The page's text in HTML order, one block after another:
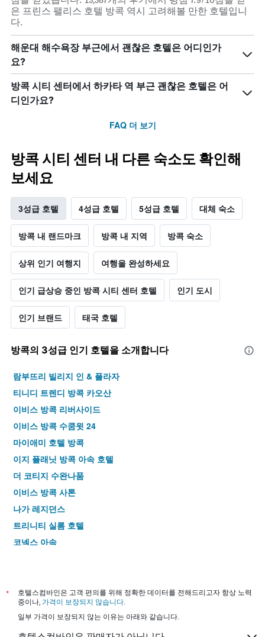
은 프린스 팰리스 호텔 방콕 역시 고려해볼 만한 호텔입니
다.
해운대 해수욕장 부근에서 괜찮은 호텔은 어디인가
요?
방콕 시티 센터에서 하카타 역 부근 괜찮은 호텔은 어
디인가요?
FAQ 더 보기
방콕 시티 센터 내 다른 숙소도 확인해
보세요
3성급 호텔 4성급 호텔 5성급 호텔 대체 숙소
방콕 내 랜드마크 방콕 내 지역 방콕 숙소
상위 인기 여행지 여행을 완성하세요
인기 급상승 중인 방콕 시티 센터 호텔 인기 도시
인기 브랜드 태국 호텔
방콕​의 3​성급 인기 호텔을 소개합니다
람부뜨리 빌리지 인 & 플라자
티니디 트렌디 방콕 카오산
이비스 방콕 리버사이드
이비스 방콕 수쿰윗 24
마이애미 호텔 방콕
이지 플래닛 방콕 아속 호텔
더 코티지 수완나품
이비스 방콕 사톤
나가 레지던스
트리니티 실롬 호텔
코넥스 아속
카오산 팰리스 호텔
그랜드 비즈니스 인
*
호텔스컴바인은 고객 편의를 위해 정확한 데이터를 전해드리고자 항상 노력
중이나, 가격이 보장되지 않습니다.
일부 가격이 보장되지 않는 이유는 아래와 같습니다.